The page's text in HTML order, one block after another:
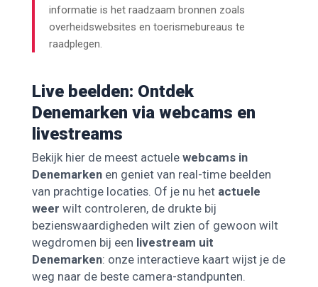
informatie is het raadzaam bronnen zoals
overheidswebsites en toerismebureaus te
raadplegen.
Live beelden: Ontdek
Denemarken via webcams en
livestreams
Bekijk hier de meest actuele webcams in
Denemarken en geniet van real-time beelden
van prachtige locaties. Of je nu het actuele
weer wilt controleren, de drukte bij
bezienswaardigheden wilt zien of gewoon wilt
wegdromen bij een livestream uit
Denemarken: onze interactieve kaart wijst je de
weg naar de beste camera-standpunten.